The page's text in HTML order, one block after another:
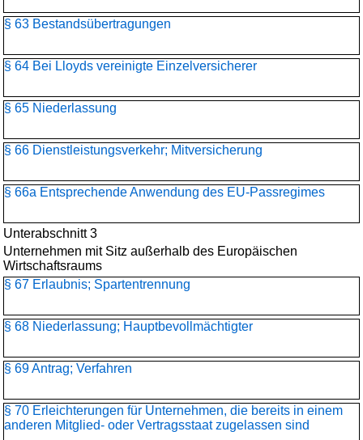
§ 63 Bestandsübertragungen
§ 64 Bei Lloyds vereinigte Einzelversicherer
§ 65 Niederlassung
§ 66 Dienstleistungsverkehr; Mitversicherung
§ 66a Entsprechende Anwendung des EU-Passregimes
Unterabschnitt 3
Unternehmen mit Sitz außerhalb des Europäischen
Wirtschaftsraums
§ 67 Erlaubnis; Spartentrennung
§ 68 Niederlassung; Hauptbevollmächtigter
§ 69 Antrag; Verfahren
§ 70 Erleichterungen für Unternehmen, die bereits in einem
anderen Mitglied- oder Vertragsstaat zugelassen sind